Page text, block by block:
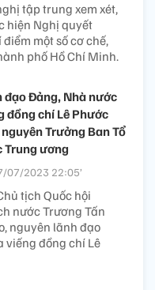
tập trung xem xét,
hiện Nghị quyết
một số cơ chế,
phố Hồ Chí Minh.
đạo Đảng, Nhà nước
đồng chí Lê Phước
Trưởng Ban Tổ
Trung ương
07/2023 22:05’
tịch Quốc hội
nước Trương Tấn
nguyên lãnh đạo
viếng đồng chí Lê